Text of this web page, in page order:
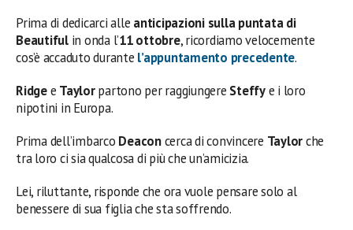
Prima di dedicarci alle anticipazioni sulla puntata di
Beautiful in onda l’11 ottobre, ricordiamo velocemente
cos’è accaduto durante l’appuntamento precedente.
Ridgee Taylorpartono per raggiungere Steffye i loro
nipotini in Europa.
Prima dell’imbarco Deaconcerca di convincere Taylorche
tra loro ci sia qualcosa di più che un’amicizia.
Lei, riluttante, risponde che ora vuole pensare solo al
benessere di sua figlia che sta soffrendo.